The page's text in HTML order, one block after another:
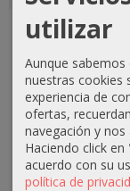
Guantes
nitrilo L
100ud
3,50 €
4,50 €
utilizar
Aunque
nuestras cookies
experiencia de
ofertas,
navegación y nos
Haciendo click
acuerdo con su
política de